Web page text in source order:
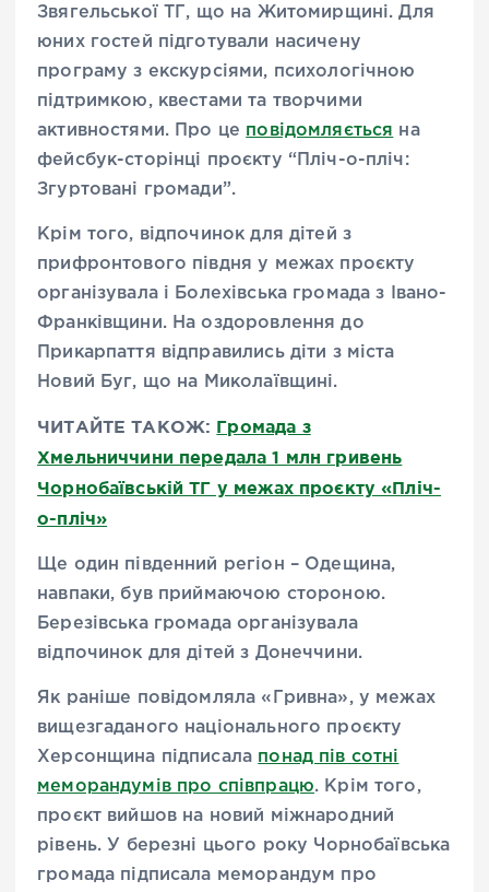
Звягельської ТГ, що на Житомирщині. Для
юних гостей підготували насичену
програму з екскурсіями, психологічною
підтримкою, квестами та творчими
активностями. Про це повідомляється на
фейсбук-сторінці проєкту “Пліч-о-пліч:
Згуртовані громади”.
Крім того, відпочинок для дітей з
прифронтового півдня у межах проєкту
організувала і Болехівська громада з Івано-
Франківщини. На оздоровлення до
Прикарпаття відправились діти з міста
Новий Буг, що на Миколаївщині.
ЧИТАЙТЕ ТАКОЖ: Громада з
Хмельниччини передала 1 млн гривень
Чорнобаївській ТГ у межах проєкту «Пліч-
о-пліч»
Ще один південний регіон – Одещина,
навпаки, був приймаючою стороною.
Березівська громада організувала
відпочинок для дітей з Донеччини.
Як раніше повідомляла «Гривна», у межах
вищезгаданого національного проєкту
Херсонщина підписала понад пів сотні
меморандумів про співпрацю. Крім того,
проєкт вийшов на новий міжнародний
рівень. У березні цього року Чорнобаївська
громада підписала меморандум про